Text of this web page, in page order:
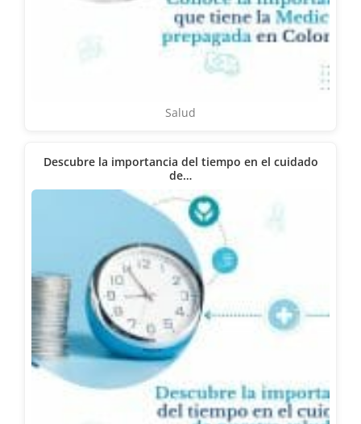
Salud
Descubre la importancia del tiempo en el cuidado
de…